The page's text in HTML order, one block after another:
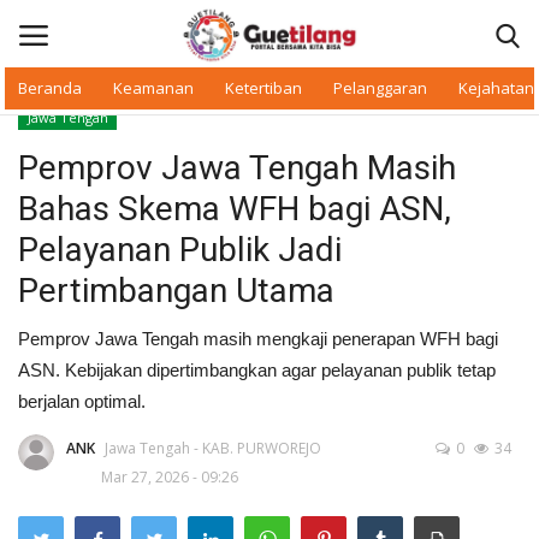
Beranda Keamanan Ketertiban Pelanggaran Kejahatan
Beranda
Daerah
Makan Bergizi
Warkop Digital
Pelanggaran
Ketertiban
Jawa Tengah
Pemprov Jawa Tengah Masih
Bahas Skema WFH bagi ASN,
Pelayanan Publik Jadi
Pertimbangan Utama
Pemprov Jawa Tengah masih mengkaji penerapan WFH bagi
ASN. Kebijakan dipertimbangkan agar pelayanan publik tetap
berjalan optimal.
ANK Jawa Tengah - KAB. PURWOREJO
Mar 27, 2026 - 09:26
0 34